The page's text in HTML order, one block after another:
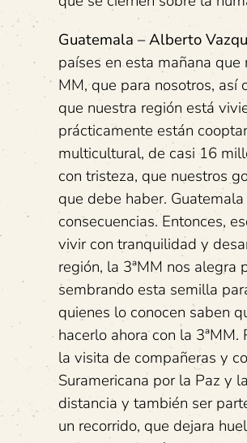
Guatemala – Alberto
países en esta mañana
MM, que para nosotros, así
que nuestra región está
prácticamente están
multicultural, de casi 16
con tristeza, que nuestros
que debe haber.
consecuencias. Entonces,
vivir con tranquilidad y
región, la 3ªMM nos alegra
sembrando esta semilla
quienes lo conocen saben
hacerlo ahora con la
la visita de compañeras y
Suramericana por la Paz y
distancia y también ser
un recorrido, que dejara